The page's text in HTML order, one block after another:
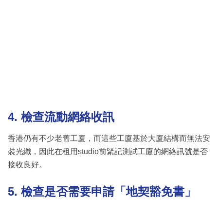
4. 檢查流動網絡收訊
香港仍有不少老舊工廈，而這些工廈基於大廈結構而無法安
裝光纖，因此在租用studio前緊記測試工廈的網絡訊號是否
接收良好。
5. 檢查是否需要申請「地契豁免書」